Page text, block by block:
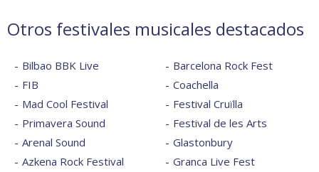
Otros festivales musicales destacados
Bilbao BBK Live
FIB
Mad Cool Festival
Primavera Sound
Arenal Sound
Azkena Rock Festival
Barcelona Rock Fest
Coachella
Festival Cruïlla
Festival de les Arts
Glastonbury
Granca Live Fest